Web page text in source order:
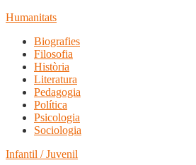
Humanitats
Biografies
Filosofia
Història
Literatura
Pedagogia
Política
Psicologia
Sociologia
Infantil / Juvenil